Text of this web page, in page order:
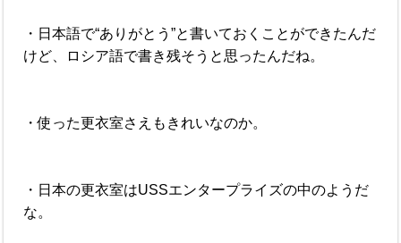
・日本語で“ありがとう”と書いておくことができたんだ
けど、ロシア語で書き残そうと思ったんだね。
・使った更衣室さえもきれいなのか。
・日本の更衣室はUSSエンタープライズの中のようだ
な。